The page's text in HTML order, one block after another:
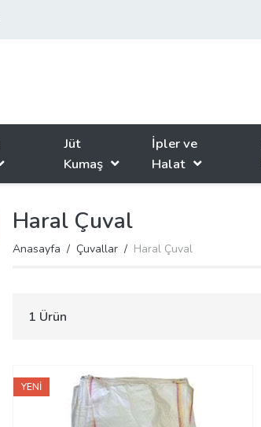
Jüt
Kumaş
İpler ve
Halat
Haral Çuval
Anasayfa Çuvallar Haral Çuval
1 Ürün
YENİ